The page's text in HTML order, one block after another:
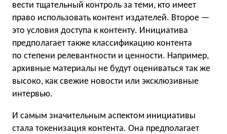
вести тщательный контроль за теми, кто имеет
право использовать контент издателей. Второе —
это условия доступа к контенту. Инициатива
предполагает также классификацию контента
по степени релевантности и ценности. Например,
архивные материалы не будут оцениваться так же
высоко, как свежие новости или эксклюзивные
интервью.
И самым значительным аспектом инициативы
стала токенизация контента. Она предполагает